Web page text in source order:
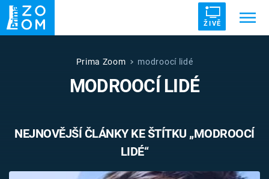
ŽIVĚ
ZRÁDCI UFO DRUHÁ SVĚTOVÁ VÁLKA
VETŘELCI DÁVNOVĚKU
Prima Zoom modroocí lidé
MODROOCÍ LIDÉ
NEJNOVĚJŠÍ ČLÁNKY KE ŠTÍTKU „MODROOCÍ
LIDÉ“